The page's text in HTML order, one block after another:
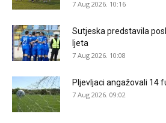
7 Aug 2026. 10:16
Sutjeska predstavila
ljeta
7 Aug 2026. 10:08
Pljevljaci angažovali 14
7 Aug 2026. 09:02